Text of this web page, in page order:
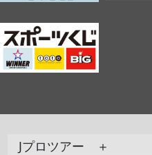
Jプロツアー ＋